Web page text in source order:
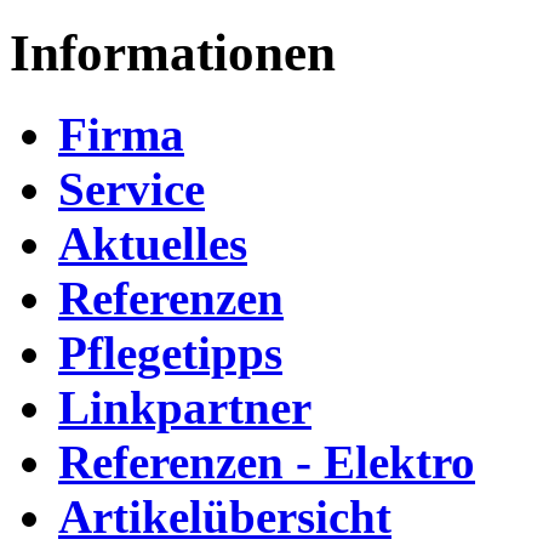
Informationen
Firma
Service
Aktuelles
Referenzen
Pflegetipps
Linkpartner
Referenzen - Elektro
Artikelübersicht